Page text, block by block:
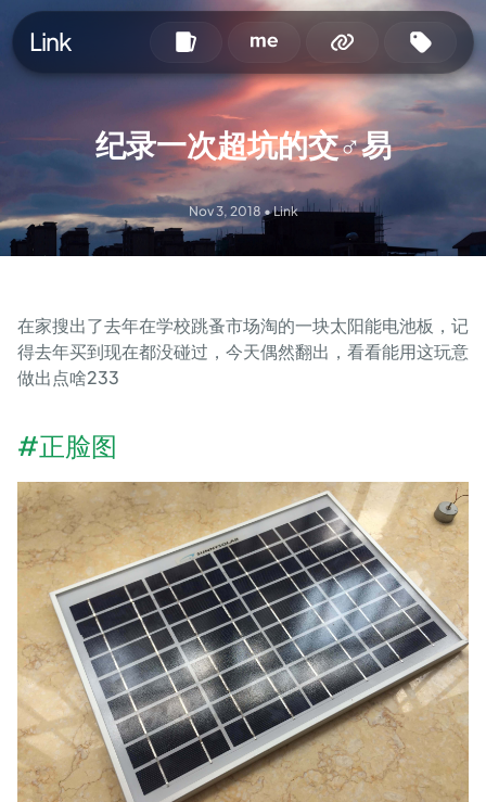
Link
纪录一次超坑的交♂易
Nov 3, 2018 •Link
在家搜出了去年在学校跳蚤市场淘的一块太阳能电池板，记
得去年买到现在都没碰过，今天偶然翻出，看看能用这玩意
做出点啥233
#正脸图